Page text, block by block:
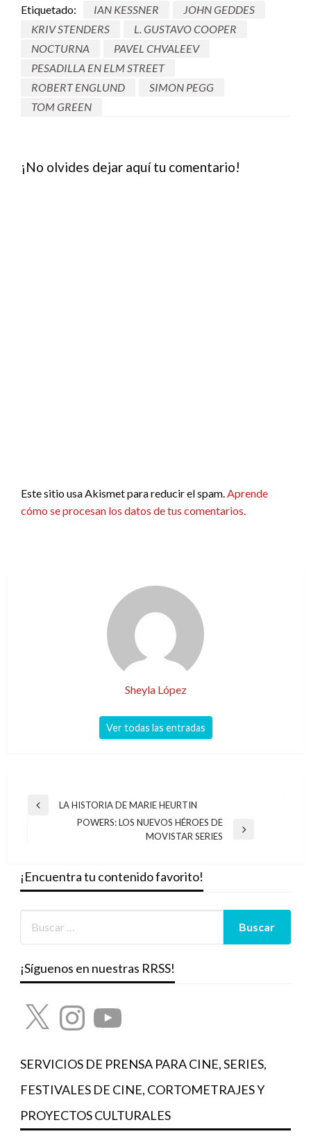
Etiquetado: IAN KESSNER
JOHN GEDDES
KRIV STENDERS
L. GUSTAVO COOPER
NOCTURNA
PAVEL CHVALEEV
PESADILLA EN ELM STREET
ROBERT ENGLUND
SIMON PEGG
TOM GREEN
¡No olvides dejar aquí tu comentario!
Este sitio usa Akismet para reducir el spam.Aprende
cómo se procesan los datos de tus comentarios.
Sheyla López
Ver todas las entradas
Navegación
Entrada
LA HISTORIA DE MARIE HEURTIN
POWERS: LOS NUEVOS HÉROES DE
MOVISTAR SERIES
¡Encuentra tu contenido favorito!
¡Síguenos en nuestras RRSS!
X InstagramYouTube
SERVICIOS DE PRENSA PARA CINE, SERIES,
FESTIVALES DE CINE, CORTOMETRAJES Y
PROYECTOS CULTURALES